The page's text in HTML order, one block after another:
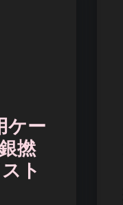
ケー
撚
ト